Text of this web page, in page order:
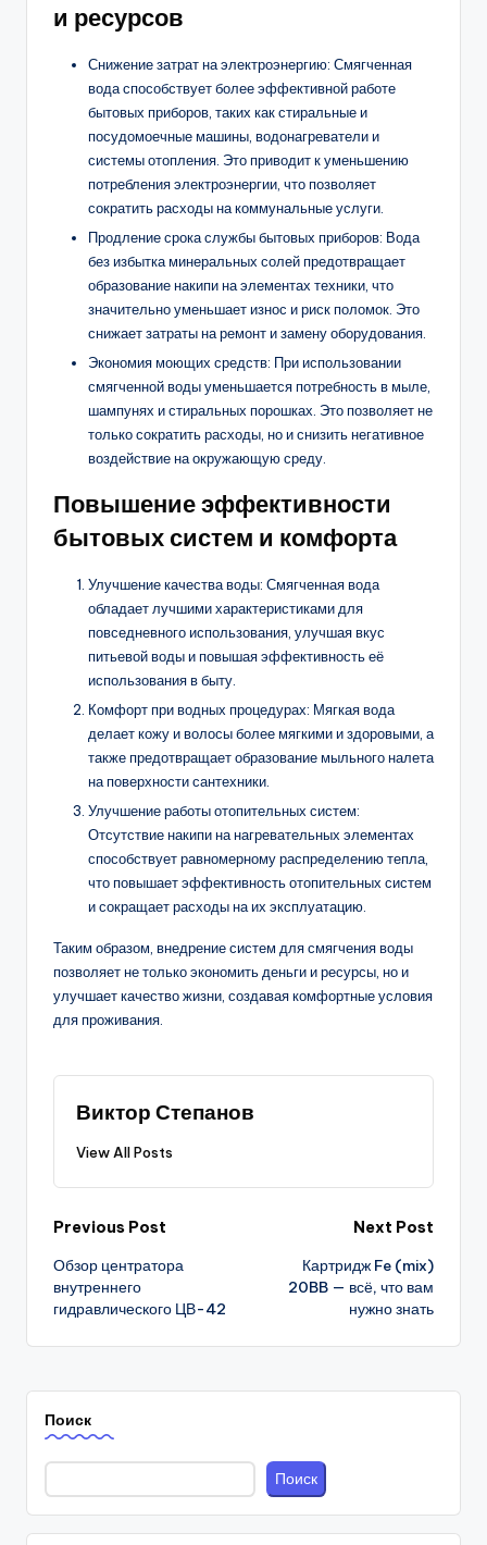
и ресурсов
Снижение затрат на электроэнергию: Смягченная
вода способствует более эффективной работе
бытовых приборов, таких как стиральные и
посудомоечные машины, водонагреватели и
системы отопления. Это приводит к уменьшению
потребления электроэнергии, что позволяет
сократить расходы на коммунальные услуги.
Продление срока службы бытовых приборов: Вода
без избытка минеральных солей предотвращает
образование накипи на элементах техники, что
значительно уменьшает износ и риск поломок. Это
снижает затраты на ремонт и замену оборудования.
Экономия моющих средств: При использовании
смягченной воды уменьшается потребность в мыле,
шампунях и стиральных порошках. Это позволяет не
только сократить расходы, но и снизить негативное
воздействие на окружающую среду.
Повышение эффективности
бытовых систем и комфорта
Улучшение качества воды: Смягченная вода
обладает лучшими характеристиками для
повседневного использования, улучшая вкус
питьевой воды и повышая эффективность её
использования в быту.
Комфорт при водных процедурах: Мягкая вода
делает кожу и волосы более мягкими и здоровыми, а
также предотвращает образование мыльного налета
на поверхности сантехники.
Улучшение работы отопительных систем:
Отсутствие накипи на нагревательных элементах
способствует равномерному распределению тепла,
что повышает эффективность отопительных систем
и сокращает расходы на их эксплуатацию.
Таким образом, внедрение систем для смягчения воды
позволяет не только экономить деньги и ресурсы, но и
улучшает качество жизни, создавая комфортные условия
для проживания.
Виктор Степанов
View All Posts
Post
navigation
Previous Post
Обзор центратора
внутреннего
гидравлического ЦВ-42
Next Post
Картридж Fe (mix)
20BB — всё, что вам
нужно знать
Поиск
Поиск